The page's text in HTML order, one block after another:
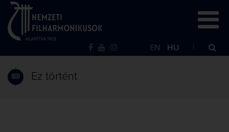
EN HU
Ez történt